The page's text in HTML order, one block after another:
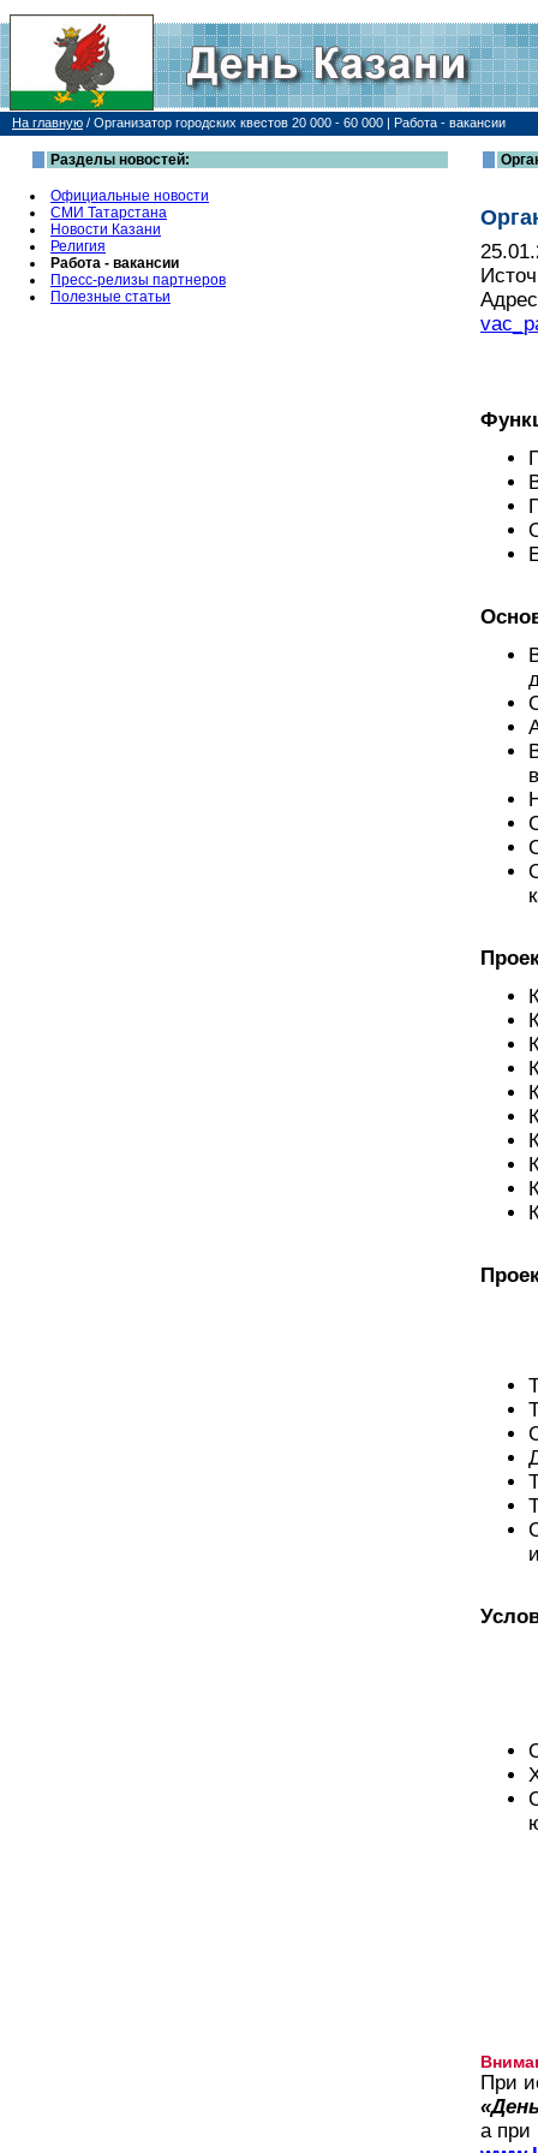
На главную / Организатор городских квестов 20 000 - 60 000 | Работа - вакансии
Разделы новостей:
Официальные новости
СМИ Татарстана
Новости Казани
Религия
Работа - вакансии
Пресс-релизы партнеров
Полезные статьи
При
а при